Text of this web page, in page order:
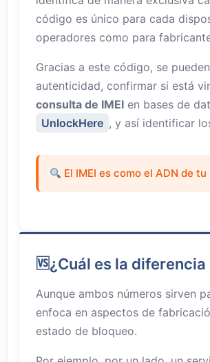
código es único para cada
operadores como para
Gracias a este código, se
autenticidad, confirmar si está
consulta de IMEI en bases de
UnlockHere , y así identificar
El IMEI es como el ADN de
¿Cuál es la diferencia
Aunque ambos números sirven
enfoca en aspectos de
estado de bloqueo.